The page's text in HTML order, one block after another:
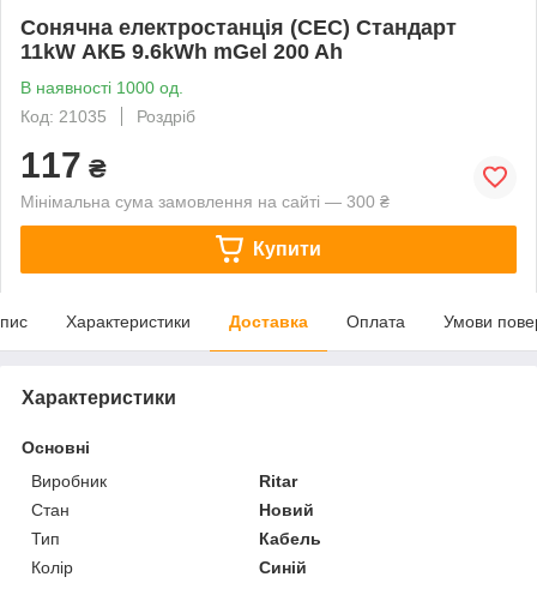
Сонячна електростанція (СЕС) Стандарт
11kW АКБ 9.6kWh mGel 200 Ah
В наявності 1000 од.
Код: 21035
Роздріб
117 ₴
Мінімальна сума замовлення на сайті — 300 ₴
Купити
Характеристики Доставка Оплата Умови
Характеристики
Основні
Виробник
Ritar
Стан
Новий
Тип
Кабель
Колір
Синій